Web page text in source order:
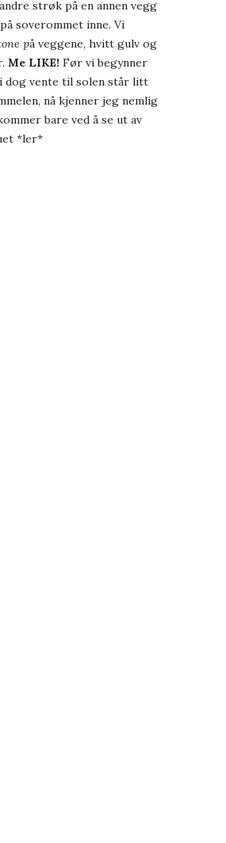
strøk på en annen vegg
soverommet inne. Vi
på veggene, hvitt gulv og
Me LIKE! Før vi begynner
dog vente til solen står litt
nå kjenner jeg nemlig
bare ved å se ut av
*ler*